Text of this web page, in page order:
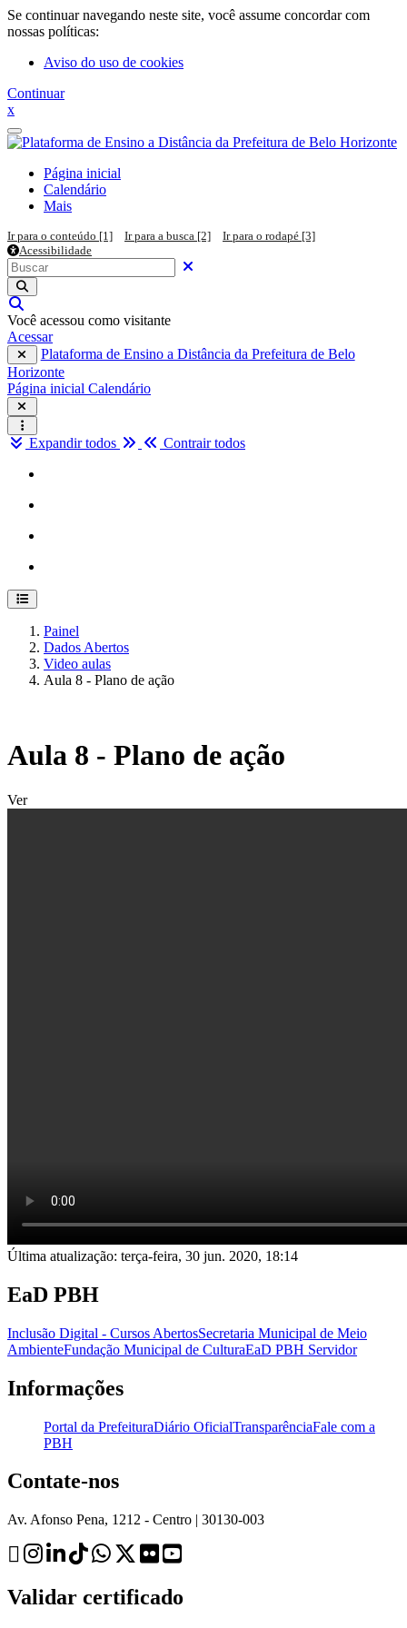
Ir para o conteúdo principal
Se continuar navegando neste site, você assume concordar com
nossas políticas:
Aviso do uso de cookies
Continuar
x
Painel lateral
Página inicial
Calendário
Mais
Ir para o conteúdo [1] Ir para a busca [2]
Ir para o rodapé [3]
Acessibilidade
Pesquisar em todo o site
Buscar
Executar pesquisa
Você acessou como visitante
Acessar
Plataforma de Ensino a Distância da Prefeitura de Belo
Horizonte
Página inicial Calendário
Expandir todos Contrair todos
Abrir índice do curso
Painel
Dados Abertos
Video aulas
Aula 8 - Plano de ação
Aula 8 - Plano de ação
Condições de conclusão
Ver
Última atualização: terça-feira, 30 jun. 2020, 18:14
EaD PBH
Inclusão Digital - Cursos AbertosSecretaria Municipal de Meio
AmbienteFundação Municipal de CulturaEaD PBH Servidor
Informações
Portal da PrefeituraDiário OficialTransparênciaFale com a
PBH
Contate-nos
Av. Afonso Pena, 1212 - Centro | 30130-003
Validar certificado